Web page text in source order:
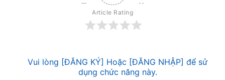
Article Rating
Vui lòng [ĐĂNG KÝ] Hoặc [ĐĂNG NHẬP] để sử
dụng chức năng này.